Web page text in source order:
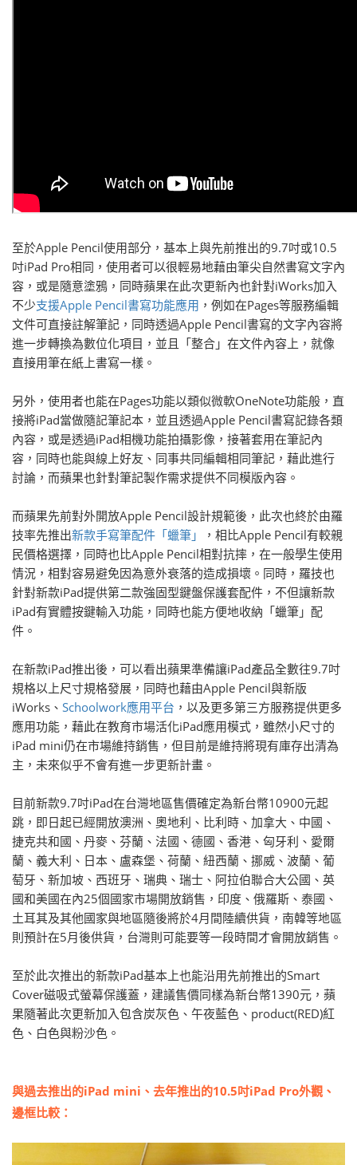
至於Apple Pencil使用部分，基本上與先前推出的9.7吋或10.5
吋iPad Pro相同，使用者可以很輕易地藉由筆尖自然書寫文字內
容，或是隨意塗鴉，同時蘋果在此次更新內也針對iWorks加入
不少支援Apple Pencil書寫功能應用 ，例如在Pages等服務編輯
文件可直接註解筆記，同時透過Apple Pencil書寫的文字內容將
進一步轉換為數位化項目，並且「整合」在文件內容上，就像
直接用筆在紙上書寫一樣。
另外，使用者也能在Pages功能以類似微軟OneNote功能般，直
接將iPad當做隨記筆記本，並且透過Apple Pencil書寫記錄各類
內容，或是透過iPad相機功能拍攝影像，接著套用在筆記內
容，同時也能與線上好友、同事共同編輯相同筆記，藉此進行
討論，而蘋果也針對筆記製作需求提供不同模版內容。
而蘋果先前對外開放Apple Pencil設計規範後，此次也終於由羅
技率先推出新款手寫筆配件「蠟筆」
，相比Apple Pencil有較親
民價格選擇，同時也比Apple Pencil相對抗摔，在一般學生使用
情況，相對容易避免因為意外衰落的造成損壞。同時，羅技也
針對新款iPad提供第二款強固型鍵盤保護套配件，不但讓新款
iPad有實體按鍵輸入功能，同時也能方便地收納「蠟筆」配
件。
在新款iPad推出後，可以看出蘋果準備讓iPad產品全數往9.7吋
規格以上尺寸規格發展，同時也藉由Apple Pencil與新版
iWorks、 Schoolwork應用平台 ，以及更多第三方服務提供更多
應用功能，藉此在教育市場活化iPad應用模式，雖然小尺寸的
iPad mini仍在市場維持銷售，但目前是維持將現有庫存出清為
主，未來似乎不會有進一步更新計畫。
目前新款9.7吋iPad在台灣地區售價確定為新台幣10900元起
跳，即日起已經開放澳洲、奧地利、比利時、加拿大、中國、
捷克共和國、丹麥、芬蘭、法國、德國、香港、匈牙利、愛爾
蘭、義大利、日本、盧森堡、荷蘭、紐西蘭、挪威、波蘭、葡
萄牙、新加坡、西班牙、瑞典、瑞士、阿拉伯聯合大公國、英
國和美國在內25個國家市場開放銷售，印度、俄羅斯、泰國、
土耳其及其他國家與地區隨後將於4月間陸續供貨，南韓等地區
則預計在5月後供貨，台灣則可能要等一段時間才會開放銷售。
至於此次推出的新款iPad基本上也能沿用先前推出的Smart
Cover磁吸式螢幕保護蓋，建議售價同樣為新台幣1390元，蘋
果隨著此次更新加入包含炭灰色、午夜藍色、product(RED)紅
色、白色與粉沙色。
與過去推出的iPad mini、去年推出的10.5吋iPad Pro外觀、
邊框比較：